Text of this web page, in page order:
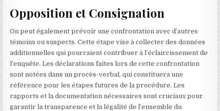
Opposition et Consignation
On peut également prévoir une confrontation avec d’autres
témoins ou suspects. Cette étape vise à collecter des données
additionnelles qui pourraient contribuer à l’éclaircissement de
l’enquête. Les déclarations faites lors de cette confrontation
sont notées dans un procès-verbal, qui constituera une
référence pour les étapes futures de la procédure. Les
rapports et la documentation nécessaires sont cruciaux pour
garantir la transparence et la légalité de l’ensemble du